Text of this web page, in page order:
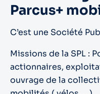
Parcus+
C’est une Société
Missions de la SPL :
actionnaires,
ouvrage de la